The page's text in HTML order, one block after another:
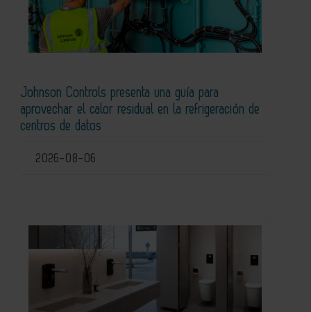
Johnson Controls presenta una guía para
aprovechar el calor residual en la refrigeración de
centros de datos
2026-08-06